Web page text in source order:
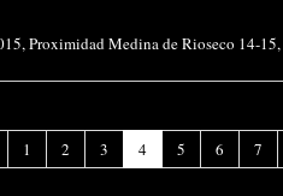
,Proximidad Medina de Rioseco 14-15,
1 2 3 4(Página
actual)
5 6 7